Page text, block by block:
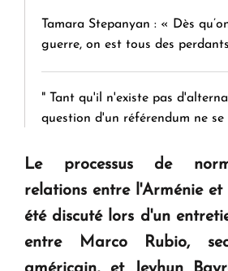
Tamara Stepanyan : « Dès
guerre, on est tous des
" Tant qu'il n'existe pas
question d'un référendum ne se
KASA : 30 ans d'audace, de
en Arménie
Le premier hôtel Hyatt Regency
ouvrira ses portes à Dilijan
Le processus de
relations entre l'Arménie
été discuté lors d'un
entre Marco Rubio,